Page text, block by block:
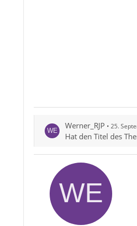
Werner_RJP 25.
Hat den Titel des